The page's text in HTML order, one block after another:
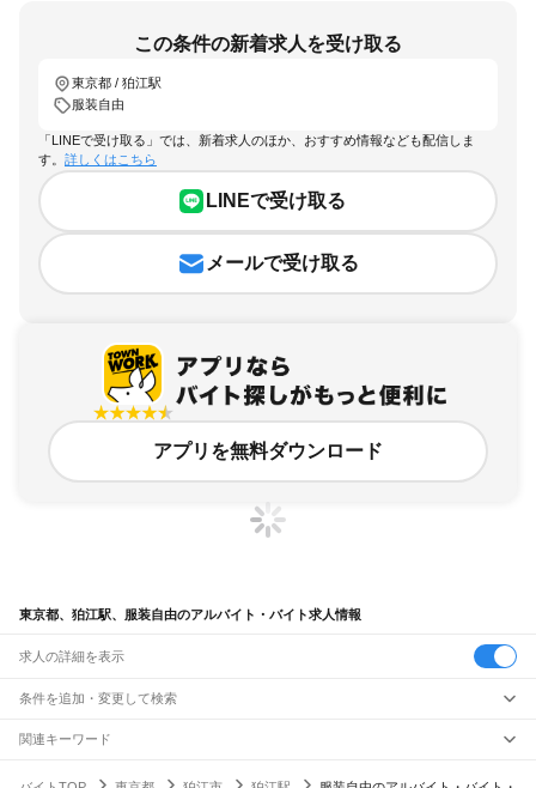
この条件の新着求人を受け取る
東京都 / 狛江駅
服装自由
「LINEで受け取る」では、新着求人のほか、おすすめ情報なども配信しま
す。 詳しくはこちら
LINEで受け取る
メールで受け取る
アプリを無料ダウンロード
東京都、狛江駅、服装自由のアルバイト・バイト求人情報
求人の詳細を表示
条件を追加・変更して検索
市区町村を追加・変更
駅を追加・変更
関連キーワード